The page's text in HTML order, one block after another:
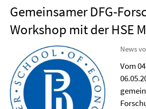
Gemeinsamer DFG-
Workshop mit der HSE
News
Vom